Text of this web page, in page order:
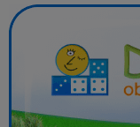
Domino -